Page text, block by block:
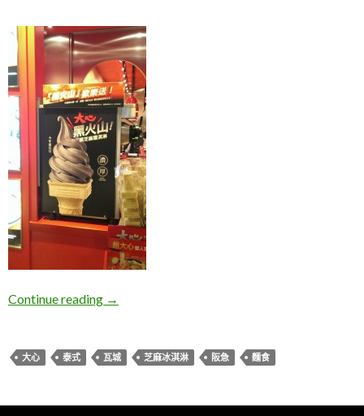
Continue reading 台北阪急。瓦城大心新泰式麵食館
→
大心 泰式 瓦城 芝麻冰淇淋 阪急 麵食